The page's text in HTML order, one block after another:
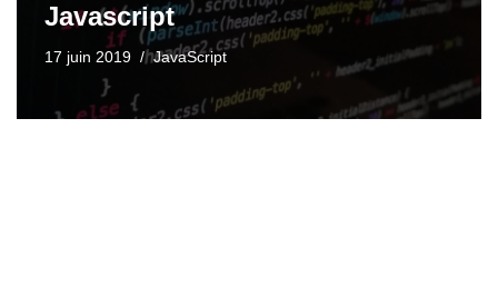
Javascript
17 juin 2019 JavaScript